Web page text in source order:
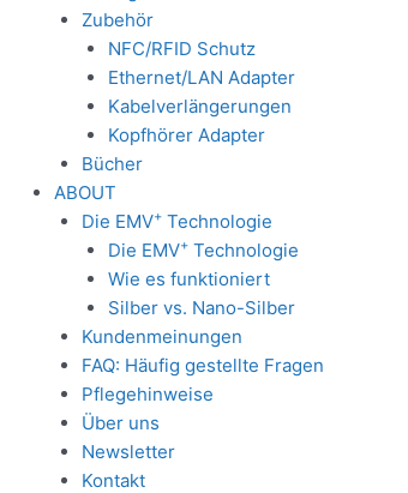
Zubehör
NFC/RFID Schutz
Ethernet/LAN Adapter
Kabelverlängerungen
Kopfhörer Adapter
Bücher
ABOUT
Die EMV+Technologie
Die EMV+ Technologie
Wie es funktioniert
Silber vs. Nano-Silber
Kundenmeinungen
FAQ: Häufig gestellte Fragen
Pflegehinweise
Über uns
Newsletter
Kontakt